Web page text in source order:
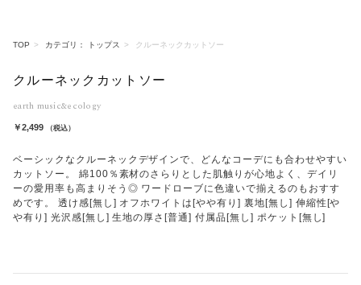
TOP カテゴリ： トップス クルーネックカットソー
クルーネックカットソー
earth music&ecology
￥2,499 （税込）
ベーシックなクルーネックデザインで、どんなコーデにも合わせやすい
カットソー。 綿100％素材のさらりとした肌触りが心地よく、デイリ
ーの愛用率も高まりそう◎ ワードローブに色違いで揃えるのもおすす
めです。 透け感[無し] オフホワイトは[やや有り] 裏地[無し] 伸縮性[や
や有り] 光沢感[無し] 生地の厚さ[普通] 付属品[無し] ポケット[無し]